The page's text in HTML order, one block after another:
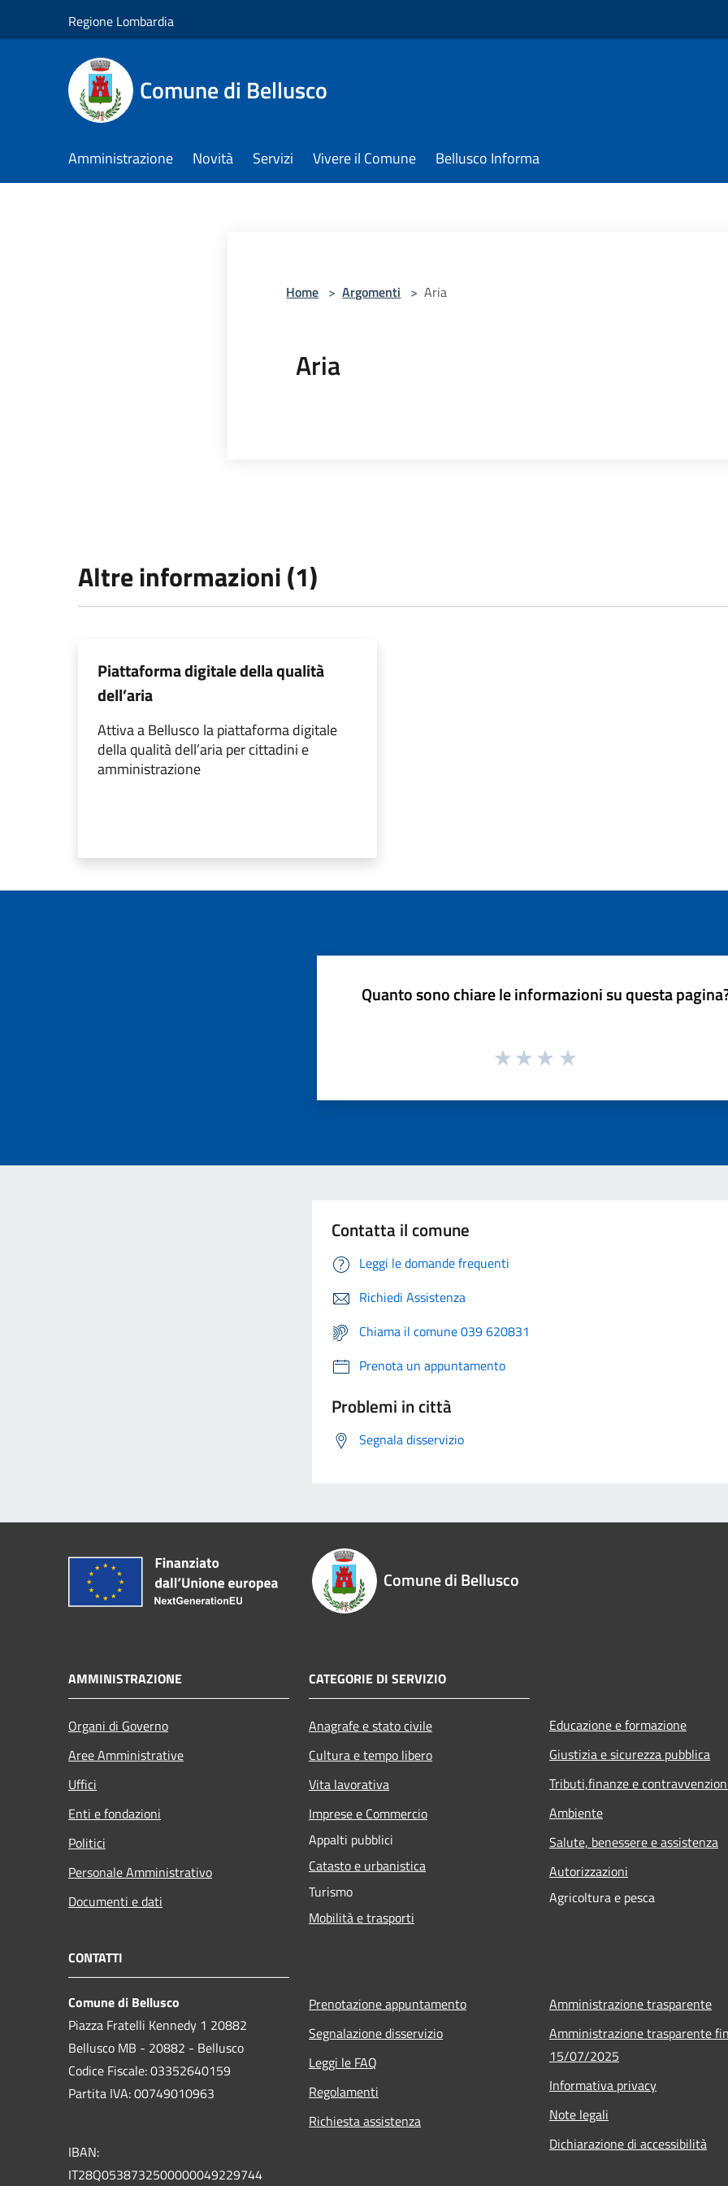
Regione Lombardia
Comune di Bellusco
Amministrazione Novità Servizi Vivere il Comune Bellusco Informa
Home > Argomenti > Aria
Aria
Altre informazioni (1)
Piattaforma digitale della qualità
dell’aria
Attiva a Bellusco la piattaforma digitale
della qualità dell’aria per cittadini e
amministrazione
Quanto sono chiare le informazioni su questa
Contatta il comune
Leggi le domande frequenti
Richiedi Assistenza
Chiama il comune 039 620831
Prenota un appuntamento
Problemi in città
Segnala disservizio
Comune di Bellusco
AMMINISTRAZIONE
Organi di Governo
Aree Amministrative
Uffici
Enti e fondazioni
Politici
Personale Amministrativo
Documenti e dati
CATEGORIE DI SERVIZIO
Anagrafe e stato civile
Cultura e tempo libero
Vita lavorativa
Imprese e Commercio
Appalti pubblici
Catasto e urbanistica
Turismo
Mobilità e trasporti
Educazione e formazione
Giustizia e sicurezza pubblica
Tributi,finanze e
Ambiente
Salute, benessere e assistenza
Autorizzazioni
Agricoltura e pesca
CONTATTI
Comune di Bellusco
Piazza Fratelli Kennedy 1 20882
Bellusco MB - 20882 - Bellusco
Codice Fiscale: 03352640159
Partita IVA: 00749010963
IBAN:
IT28Q0538732500000049229744
Prenotazione appuntamento
Segnalazione disservizio
Leggi le FAQ
Regolamenti
Richiesta assistenza
Amministrazione trasparente
Amministrazione trasparente
15/07/2025
Informativa privacy
Note legali
Dichiarazione di accessibilità